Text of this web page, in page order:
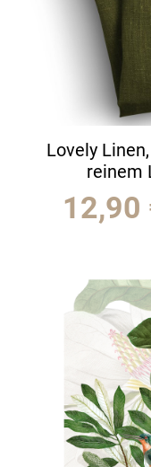
Lovely
reinem
12,90